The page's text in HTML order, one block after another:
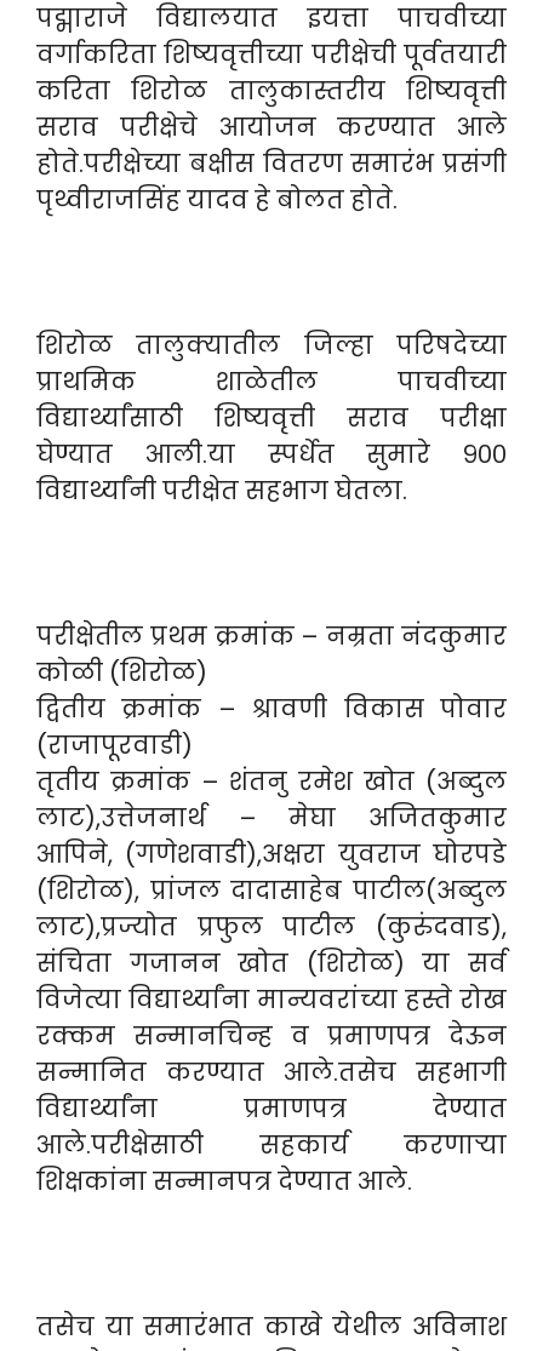
पद्माराजे विद्यालयात इयत्ता पाचवीच्या
वर्गाकरिता शिष्यवृत्तीच्या परीक्षेची पूर्वतयारी
करिता शिरोळ तालुकास्तरीय शिष्यवृत्ती
सराव परीक्षेचे आयोजन करण्यात आले
होते.परीक्षेच्या बक्षीस वितरण समारंभ प्रसंगी
पृथ्वीराजसिंह यादव हे बोलत होते.
शिरोळ तालुक्यातील जिल्हा परिषदेच्या
प्राथमिक शाळेतील पाचवीच्या
विद्यार्थ्यांसाठी शिष्यवृत्ती सराव परीक्षा
घेण्यात आली.या स्पर्धेत सुमारे ९००
विद्यार्थ्यांनी परीक्षेत सहभाग घेतला.
परीक्षेतील प्रथम क्रमांक – नम्रता नंदकुमार
कोळी (शिरोळ)
द्वितीय क्रमांक – श्रावणी विकास पोवार
(राजापूरवाडी)
तृतीय क्रमांक – शंतनु रमेश खोत (अब्दुल
लाट),उत्तेजनार्थ – मेघा अजितकुमार
आपिने, (गणेशवाडी),अक्षरा युवराज घोरपडे
(शिरोळ), प्रांजल दादासाहेब पाटील(अब्दुल
लाट),प्रज्योत प्रफुल पाटील (कुरुंदवाड),
संचिता गजानन खोत (शिरोळ) या सर्व
विजेत्या विद्यार्थ्यांना मान्यवरांच्या हस्ते रोख
रक्कम सन्मानचिन्ह व प्रमाणपत्र देऊन
सन्मानित करण्यात आले.तसेच सहभागी
विद्यार्थ्यांना प्रमाणपत्र देण्यात
आले.परीक्षेसाठी सहकार्य करणाऱ्या
शिक्षकांना सन्मानपत्र देण्यात आले.
तसेच या समारंभात काखे येथील अविनाश